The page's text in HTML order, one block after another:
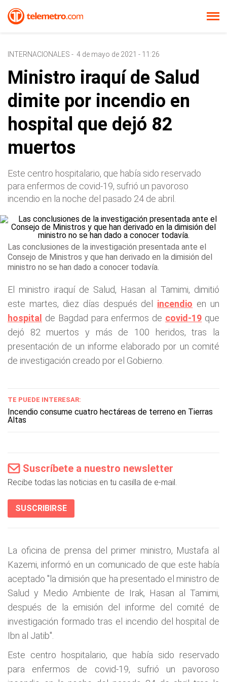
INTERNACIONALES - 4 de mayo de 2021 - 11:26
Ministro iraquí de Salud
dimite por incendio en
hospital que dejó 82
muertos
Este centro hospitalario, que había sido reservado
para enfermos de covid-19, sufrió un pavoroso
incendio en la noche del pasado 24 de abril.
Las conclusiones de la investigación presentada ante el
Consejo de Ministros y que han derivado en la dimisión del
ministro no se han dado a conocer todavía.
El ministro iraquí de Salud, Hasan al Tamimi, dimitió
este martes, diez días después del incendio en un
hospital
de Bagdad para enfermos de covid-19 que
dejó 82 muertos y más de 100 heridos, tras la
presentación de un informe elaborado por un comité
de investigación creado por el Gobierno.
TE PUEDE INTERESAR:
Incendio consume cuatro hectáreas de terreno en Tierras
Altas
Suscríbete a nuestro newsletter
Recibe todas las noticias en tu casilla de e-mail.
SUSCRIBIRSE
La oficina de prensa del primer ministro, Mustafa al
Kazemi, informó en un comunicado de que este había
aceptado "la dimisión que ha presentado el ministro de
Salud y Medio Ambiente de Irak, Hasan al Tamimi,
después de la emisión del informe del comité de
investigación formado tras el incendio del hospital de
Ibn al Jatib".
Este centro hospitalario, que había sido reservado
para enfermos de covid-19, sufrió un pavoroso